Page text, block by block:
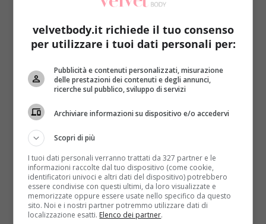
Carote 3
Sedano cuore 1
velvetbody.it richiede il tuo consenso
per utilizzare i tuoi dati personali per:
Pubblicità e contenuti personalizzati, misurazione
delle prestazioni dei contenuti e degli annunci,
ricerche sul pubblico, sviluppo di servizi
Archiviare informazioni su dispositivo e/o accedervi
Scopri di più
I tuoi dati personali verranno trattati da 327 partner e le
informazioni raccolte dal tuo dispositivo (come cookie,
identificatori univoci e altri dati del dispositivo) potrebbero
essere condivise con questi ultimi, da loro visualizzate e
memorizzate oppure essere usate nello specifico da questo
sito. Noi e i nostri partner potremmo utilizzare dati di
localizzazione esatti. Elenco dei partner.